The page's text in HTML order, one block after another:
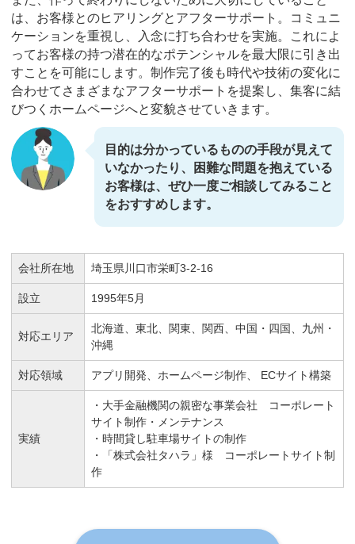
は、お客様とのヒアリングとアフターサポート。コミュニ
ケーションを重視し、入念に打ち合わせを実施。これによ
ってお客様の持つ潜在的なポテンシャルを最大限に引き出
すことを可能にします。制作完了後も時代や技術の変化に
合わせてさまざまなアフターサポートを提案し、集客に結
びつくホームページへと変貌させていきます。
目的は分かっているものの手段が見えて
いなかったり、困難な問題を抱えている
お客様は、ぜひ一度ご相談してみること
をおすすめします。
会社所在地 埼玉県川口市栄町3-2-16
設立 1995年5月
対応エリア
北海道、東北、関東、関西、中国・四国、九州・
沖縄
対応領域 アプリ開発、ホームページ制作、 ECサイト構築
実績
・大手金融機関の親密な事業会社 コーポレート
サイト制作・メンテナンス
・時間貸し駐車場サイトの制作
・「株式会社タハラ」様 コーポレートサイト制
作